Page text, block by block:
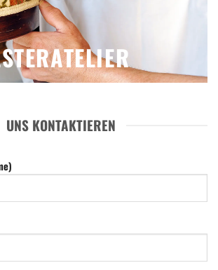
UNS KONTAKTIEREN